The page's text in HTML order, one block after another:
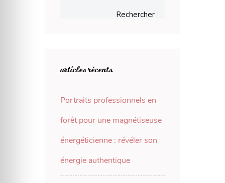
Rechercher
articles récents
Portraits professionnels en
forêt pour une magnétiseuse
énergéticienne : révéler son
énergie authentique